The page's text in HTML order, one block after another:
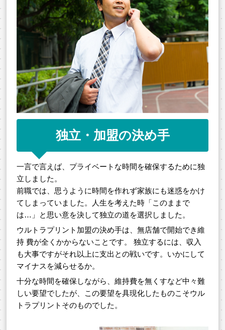
独立・加盟の決め手
一言で言えば、プライベートな時間を確保するために独
立しました。
前職では、思うように時間を作れず家族にも迷惑をかけ
てしまっていました。人生を考えた時「このままで
は…」と思い意を決して独立の道を選択しました。
ウルトラプリント加盟の決め手は、無店舗で開始でき維
持 費が全くかからないことです。 独立するには、収入
も大事ですがそれ以上に支出との戦いです。いかにして
マイナスを減らせるか。
十分な時間を確保しながら、維持費を無くすなど中々難
しい要望でしたが、この要望を具現化したものこそウル
トラプリントそのものでした。